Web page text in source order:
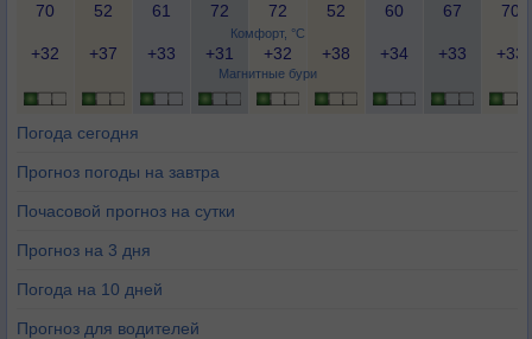
Комфорт, °C
Магнитные бури
70 52 61 72 72 52 60 67 70
+32 +37 +33 +31 +32 +38 +34 +33 +33
Погода сегодня
Прогноз погоды на завтра
Почасовой прогноз на сутки
Прогноз на 3 дня
Погода на 10 дней
Прогноз для водителей